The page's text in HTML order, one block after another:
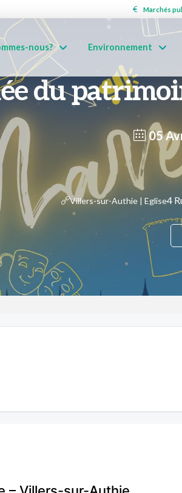
Marchés
nous? Environnement
du
05
Villers-sur-Authie | Eglise4